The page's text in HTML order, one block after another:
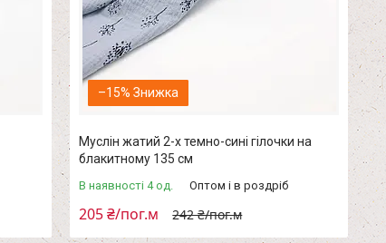
–15%
Муслін жатий 2-х темно-сині гілочки на
блакитному 135 см
В наявності 4 од. Оптом і в роздріб
242 ₴/пог.м
205 ₴/пог.м